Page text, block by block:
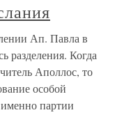
Ап. Павла в
разделения. Когда
Аполлос, то
особой
партии